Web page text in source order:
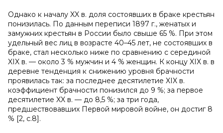
Однако к началу XX в. доля состоявших в браке крестьян
понизилась. По данным переписи 1897 г., женатых и
замужних крестьян в России было свыше 65 %. При этом
удельный вес лиц в возрасте 40–45 лет, не состоявших в
браке, стал несколько ниже по сравнению с серединой
XIX в. — около 3 % мужчин и 4 % женщин. К концу XIX в. в
деревне тенденция к снижению уровня брачности
проявилась так: за последнее десятилетие XIX в.
коэффициент брачности понизился до 9 %; за первое
десятилетие XX в. — до 8,5 %; за три года,
предшествовавших Первой мировой войне, он достиг 8
% [2, с.8].